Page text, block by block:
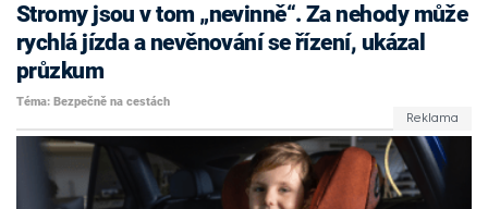
Stromy jsou v tom „nevinně“. Za nehody může
rychlá jízda a nevěnování se řízení, ukázal
průzkum
Téma: Bezpečně na cestách